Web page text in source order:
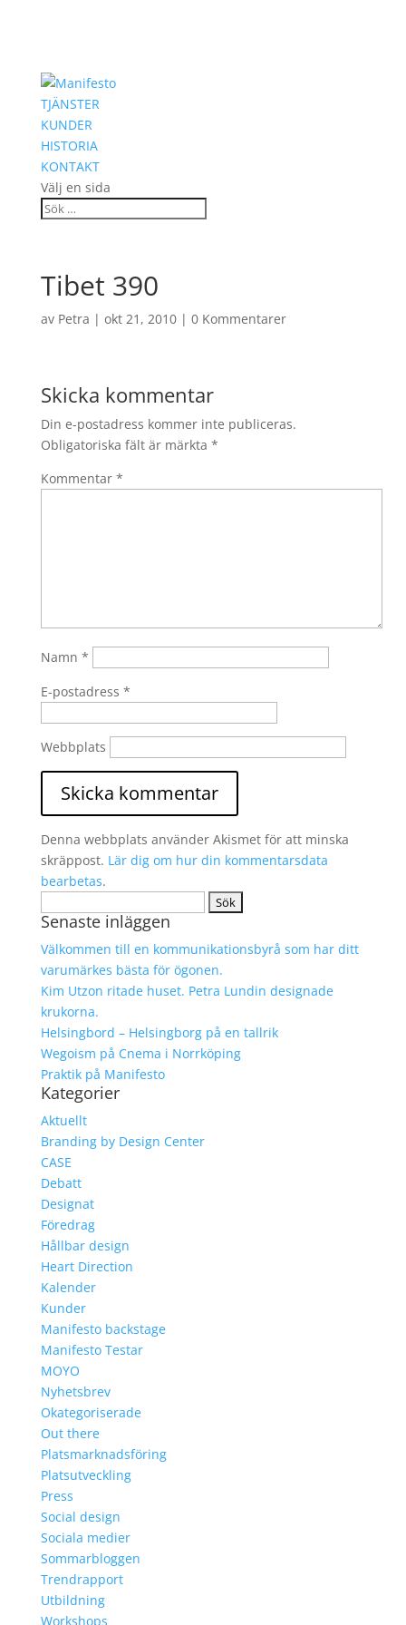
TJÄNSTER
KUNDER
HISTORIA
KONTAKT
Välj en sida
Tibet 390
av Petra | okt 21, 2010| 0 Kommentarer
Skicka kommentar
Din e-postadress kommer inte publiceras.
Obligatoriska fält är märkta *
Kommentar *
Namn *
E-postadress *
Webbplats
Denna webbplats använder Akismet för att minska
skräppost. Lär dig om hur din kommentarsdata
bearbetas.
efter:
Senaste inläggen
Välkommen till en kommunikationsbyrå som har ditt
varumärkes bästa för ögonen.
Kim Utzon ritade huset. Petra Lundin designade
krukorna.
Helsingbord – Helsingborg på en tallrik
Wegoism på Cnema i Norrköping
Praktik på Manifesto
Kategorier
Aktuellt
Branding by Design Center
CASE
Debatt
Designat
Föredrag
Hållbar design
Heart Direction
Kalender
Kunder
Manifesto backstage
Manifesto Testar
MOYO
Nyhetsbrev
Okategoriserade
Out there
Platsmarknadsföring
Platsutveckling
Press
Social design
Sociala medier
Sommarbloggen
Trendrapport
Utbildning
Workshops